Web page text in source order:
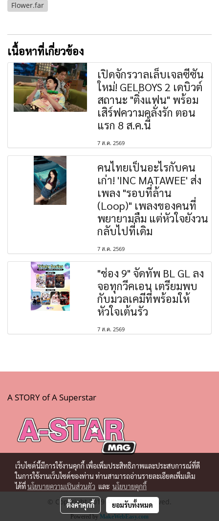
Flower.far
เนื้อหาที่เกี่ยวข้อง
เปิดจักรวาลเล็บเจลซีซัน
ใหม่! GELBOYS 2 เดบิวต์
สถานะ "ติ่งแฟน" พร้อม
เสิร์ฟความคลั่งรัก ตอน
แรก 8 ส.ค.นี้
7 ส.ค. 2569
คนไทยเป็นอะไรกับคน
เก่า! 'INC MATAWEE' ส่ง
เพลง "รอบที่ล้าน
(Loop)" เพลงของคนที่
พยายามลืม แต่หัวใจยังวน
กลับไปที่เดิม
7 ส.ค. 2569
"ช่อง 9" จัดทัพ BL GL ลง
จอทุกวีคเอน เตรียมพบ
กับมวลเคมีที่พร้อมให้
หัวใจเต้นรัว
7 ส.ค. 2569
A STORY of A Superstar
© Copyright 2019 All Rights Reserved.
Powered by MakeWebEasy.com
เว็บไซต์นี้มีการใช้งานคุกกี้ เพื่อเพิ่มประสิทธิภาพและประสบการณ์ที่ดี
ในการใช้งานเว็บไซต์ของท่าน ท่านสามารถอ่านรายละเอียดเพิ่มเติม
ได้ที่นโยบายความเป็นส่วนตัว และ นโยบายคุกกี้
ตั้งค่าคุกกี้ ยอมรับทั้งหมด